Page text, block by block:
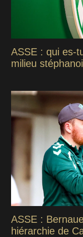
ASSE : qui es-
milieu
ASSE :
hiérarchie de